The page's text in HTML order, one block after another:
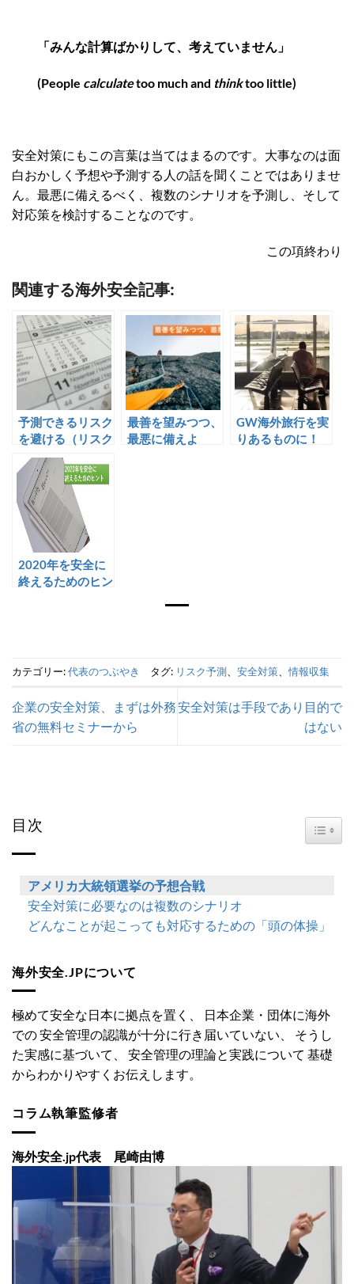
「みんな計算ばかりして、考えていません」
(People calculatetoo much and thinktoo little)
安全対策にもこの言葉は当てはまるのです。大事なのは面
白おかしく予想や予測する人の話を聞くことではありませ
ん。最悪に備えるべく、複数のシナリオを予測し、そして
対応策を検討することなのです。
この項終わり
関連する海外安全記事:
予測できるリスク
を避ける（リスク
カレンダーのご紹
介）
最善を望みつつ、
最悪に備えよ
GW海外旅行を実
りあるものに！
2020年を安全に
終えるためのヒン
カテゴリー:代表のつぶやき タグ: リスク予測、 安全対策、情報収集
企業の安全対策、まずは外務
省の無料セミナーから
安全対策は手段であり目的で
はない
目次
アメリカ大統領選挙の予想合戦
安全対策に必要なのは複数のシナリオ
どんなことが起こっても対応するための「頭の体操」
海外安全.JPについて
極めて安全な日本に拠点を置く、 日本企業・団体に海外
での 安全管理の認識が十分に行き届いていない、 そうし
た実感に基づいて、 安全管理の理論と実践について 基礎
からわかりやすくお伝えします。
コラム執筆監修者
海外安全.jp代表 尾崎由博